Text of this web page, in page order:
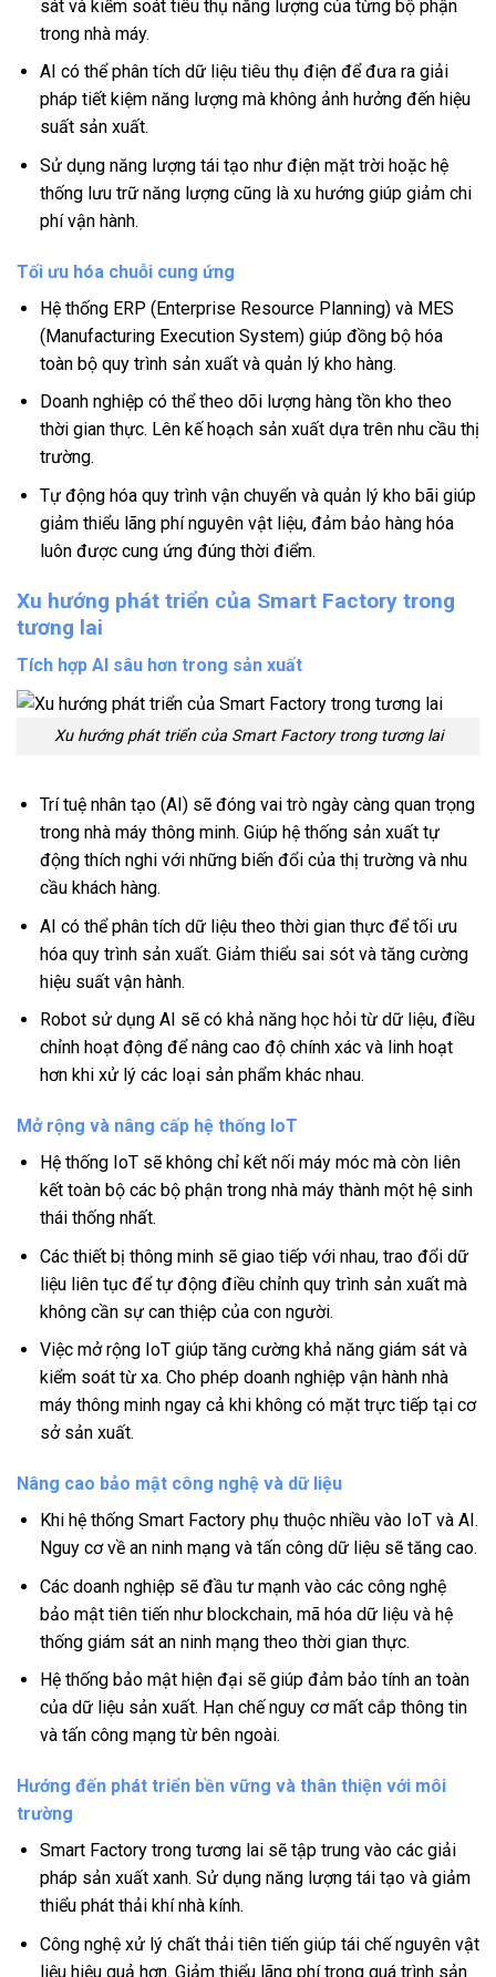
sát và kiểm soát tiêu thụ năng lượng của từng bộ phận
trong nhà máy.
AI có thể phân tích dữ liệu tiêu thụ điện để đưa ra giải
pháp tiết kiệm năng lượng mà không ảnh hưởng đến hiệu
suất sản xuất.
Sử dụng năng lượng tái tạo như điện mặt trời hoặc hệ
thống lưu trữ năng lượng cũng là xu hướng giúp giảm chi
phí vận hành.
Tối ưu hóa chuỗi cung ứng
Hệ thống ERP (Enterprise Resource Planning) và MES
(Manufacturing Execution System) giúp đồng bộ hóa
toàn bộ quy trình sản xuất và quản lý kho hàng.
Doanh nghiệp có thể theo dõi lượng hàng tồn kho theo
thời gian thực. Lên kế hoạch sản xuất dựa trên nhu cầu thị
trường.
Tự động hóa quy trình vận chuyển và quản lý kho bãi giúp
giảm thiểu lãng phí nguyên vật liệu, đảm bảo hàng hóa
luôn được cung ứng đúng thời điểm.
Xu hướng phát triển của Smart Factory trong
tương lai
Tích hợp AI sâu hơn trong sản xuất
Xu hướng phát triển của Smart Factory trong tương lai
Trí tuệ nhân tạo (AI) sẽ đóng vai trò ngày càng quan trọng
trong nhà máy thông minh. Giúp hệ thống sản xuất tự
động thích nghi với những biến đổi của thị trường và nhu
cầu khách hàng.
AI có thể phân tích dữ liệu theo thời gian thực để tối ưu
hóa quy trình sản xuất. Giảm thiểu sai sót và tăng cường
hiệu suất vận hành.
Robot sử dụng AI sẽ có khả năng học hỏi từ dữ liệu, điều
chỉnh hoạt động để nâng cao độ chính xác và linh hoạt
hơn khi xử lý các loại sản phẩm khác nhau.
Mở rộng và nâng cấp hệ thống IoT
Hệ thống IoT sẽ không chỉ kết nối máy móc mà còn liên
kết toàn bộ các bộ phận trong nhà máy thành một hệ sinh
thái thống nhất.
Các thiết bị thông minh sẽ giao tiếp với nhau, trao đổi dữ
liệu liên tục để tự động điều chỉnh quy trình sản xuất mà
không cần sự can thiệp của con người.
Việc mở rộng IoT giúp tăng cường khả năng giám sát và
kiểm soát từ xa. Cho phép doanh nghiệp vận hành nhà
máy thông minh ngay cả khi không có mặt trực tiếp tại cơ
sở sản xuất.
Nâng cao bảo mật công nghệ và dữ liệu
Khi hệ thống Smart Factory phụ thuộc nhiều vào IoT và AI.
Nguy cơ về an ninh mạng và tấn công dữ liệu sẽ tăng cao.
Các doanh nghiệp sẽ đầu tư mạnh vào các công nghệ
bảo mật tiên tiến như blockchain, mã hóa dữ liệu và hệ
thống giám sát an ninh mạng theo thời gian thực.
Hệ thống bảo mật hiện đại sẽ giúp đảm bảo tính an toàn
của dữ liệu sản xuất. Hạn chế nguy cơ mất cắp thông tin
và tấn công mạng từ bên ngoài.
Hướng đến phát triển bền vững và thân thiện với môi
trường
Smart Factory trong tương lai sẽ tập trung vào các giải
pháp sản xuất xanh. Sử dụng năng lượng tái tạo và giảm
thiểu phát thải khí nhà kính.
Công nghệ xử lý chất thải tiên tiến giúp tái chế nguyên vật
liệu hiệu quả hơn. Giảm thiểu lãng phí trong quá trình sản